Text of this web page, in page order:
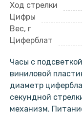
Ход стрелки
Цифры
Вес, г
Циферблат
Часы с
виниловой
диаметр
секундной
механизм.